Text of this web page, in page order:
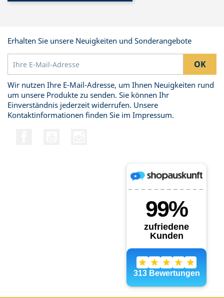
Erhalten Sie unsere Neuigkeiten und Sonderangebote
Wir nutzen Ihre E-Mail-Adresse, um Ihnen Neuigkeiten rund
um unsere Produkte zu senden. Sie können Ihr
Einverständnis jederzeit widerrufen. Unsere
Kontaktinformationen finden Sie im Impressum.